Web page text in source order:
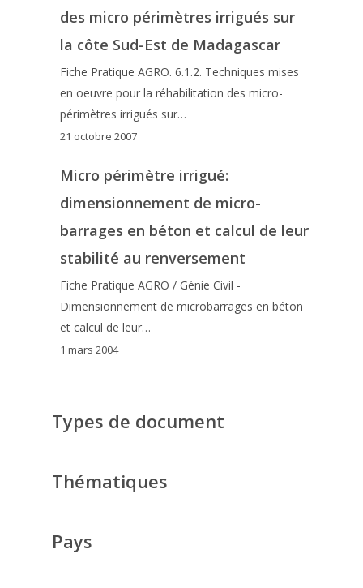
des micro périmètres irrigués sur
la côte Sud-Est de Madagascar
Fiche Pratique AGRO. 6.1.2. Techniques mises
en oeuvre pour la réhabilitation des micro-
périmètres irrigués sur…
21 octobre 2007
Micro périmètre irrigué:
dimensionnement de micro-
barrages en béton et calcul de leur
stabilité au renversement
Fiche Pratique AGRO / Génie Civil -
Dimensionnement de microbarrages en béton
et calcul de leur…
1 mars 2004
Types de document
Thématiques
Pays